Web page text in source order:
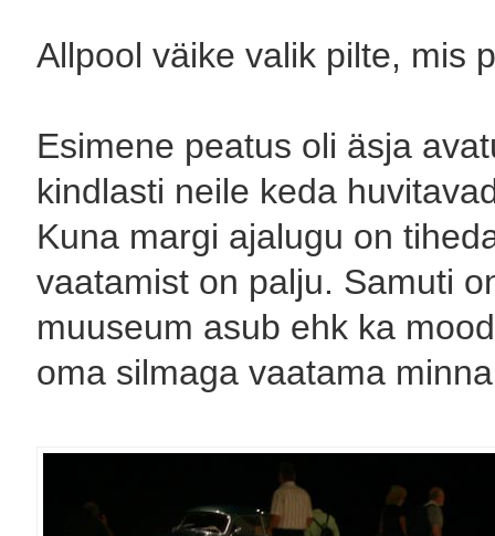
Allpool väike valik pilte, mis
Esimene peatus oli äsja
kindlasti neile keda
Kuna margi ajalugu on
vaatamist on palju. Samuti
muuseum asub ehk ka
oma silmaga vaatama